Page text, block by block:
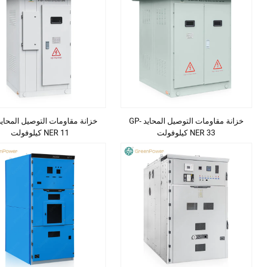
خزانة مقاومات التوصيل المحايد GP-
NER 33 كيلوفولت
NER 11 كيلوفولت